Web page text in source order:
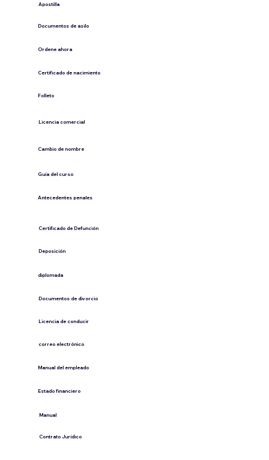
​Apostilla
Documentos de asilo
Ordene ahora
Certificado de nacimiento
Folleto
​Licencia comercial
Cambio de nombre
Guía del curso
Antecedentes penales
​Certificado de Defunción
​Deposición
diplomada
Documentos de divorcio
Licencia de conducir
​correo electrónico
Manual del empleado
Estado financiero
​Manual
​Contrato Jurídico